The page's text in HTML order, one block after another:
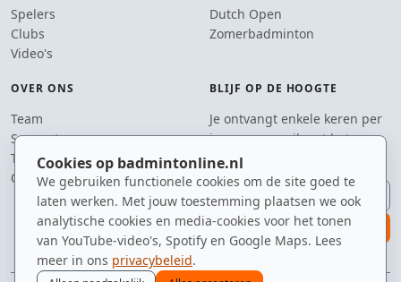
Cookies op badmintonline.nl
We gebruiken functionele cookies om de site goed te
laten werken. Met jouw toestemming plaatsen we ook
analytische cookies en media-cookies voor het tonen
van YouTube-video's, Spotify en Google Maps. Lees
meer in ons privacybeleid.
Spelers
Clubs
Video's
Dutch Open
Zomerbadminton
OVER ONS
Team
Supporters
Tip de redactie
Contact
BLIJF OP DE HOOGTE
Je ontvangt enkele keren per
jaar een e-mail met het
laatste badmintonnieuws.
E-mailadres
aanmelden